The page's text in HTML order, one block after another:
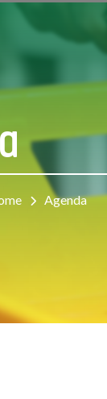
Agenda